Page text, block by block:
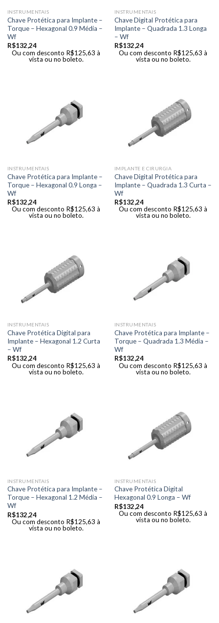
INSTRUMENTAIS
Chave Protética para Implante –
Torque – Hexagonal 0.9 Média –
Wf
R$132,24
Ou com desconto R$125,63 à
vista ou no boleto.
INSTRUMENTAIS
Chave Digital Protética para
Implante – Quadrada 1.3 Longa
– Wf
R$132,24
Ou com desconto R$125,63 à
vista ou no boleto.
INSTRUMENTAIS
Chave Protética para Implante –
Torque – Hexagonal 0.9 Longa –
Wf
R$132,24
Ou com desconto R$125,63 à
vista ou no boleto.
IMPLANTE E CIRURGIA
Chave Digital Protética para
Implante – Quadrada 1.3 Curta –
Wf
R$132,24
Ou com desconto R$125,63 à
vista ou no boleto.
INSTRUMENTAIS
Chave Protética Digital para
Implante – Hexagonal 1.2 Curta
– Wf
R$132,24
Ou com desconto R$125,63 à
vista ou no boleto.
INSTRUMENTAIS
Chave Protética para Implante –
Torque – Quadrada 1.3 Média –
Wf
R$132,24
Ou com desconto R$125,63 à
vista ou no boleto.
INSTRUMENTAIS
Chave Protética para Implante –
Torque – Hexagonal 1.2 Média –
Wf
R$132,24
Ou com desconto R$125,63 à
vista ou no boleto.
INSTRUMENTAIS
Chave Protética Digital
Hexagonal 0.9 Longa – Wf
R$132,24
Ou com desconto R$125,63 à
vista ou no boleto.